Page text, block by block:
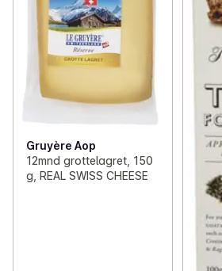
Gruyère Aop
12mnd grottelagret, 150
g, REAL SWISS CHEESE